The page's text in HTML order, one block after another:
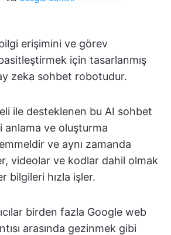
erişimini ve görev
için tasarlanmış
zeka sohbet robotudur.
ile desteklenen bu AI sohbet
ve oluşturma
ve aynı zamanda
videolar ve kodlar dahil olmak
bilgileri hızla işler.
birden fazla Google web
arasında gezinmek gibi